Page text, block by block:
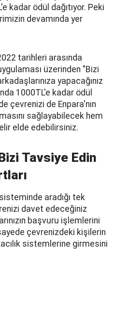
kadar ödül dağıtıyor. Peki
devamında yer
tarihleri arasında
üzerinden "Bizi
yapacağınız
1000TL'e kadar ödül
çevrenizi de Enpara'nın
sağlayabilecek hem
elde edebilirsiniz.
Tavsiye Edin
aradığı tek
davet edeceğiniz
başvuru işlemlerini
çevrenizdeki kişilerin
sistemlerine girmesini